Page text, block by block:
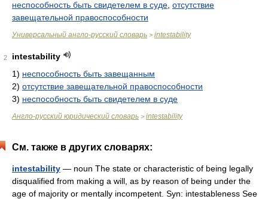
неспособность быть свидетелем в суде отсутствие
завещательной правоспособности
Универсальный англо-русский словарь > intestability
2
intestability
1) неспособность быть завещанным
2) отсутствие завещательной правоспособности
3) неспособность быть свидетелем в суде
Англо-русский юридический словарь > intestability
См. также в других словарях:
intestability — noun The state or characteristic of being legally
disqualified from making a will, as by reason of being under the
age of majority or mentally incompetent. Syn: intestableness See